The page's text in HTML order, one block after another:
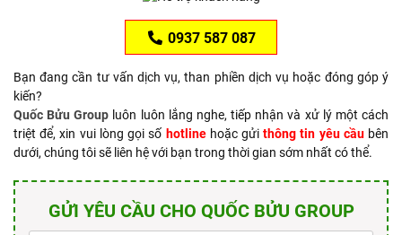
0937 587 087
Bạn đang cần tư vấn dịch vụ, than phiền dịch vụ hoặc đóng góp ý
kiến?
Quốc Bửu Group luôn luôn lắng nghe, tiếp nhận và xử lý một cách
triệt để, xin vui lòng gọi số hotlinehoặc gửithông tin yêu cầubên
dưới, chúng tôi sẽ liên hệ với bạn trong thời gian sớm nhất có thể.
GỬI YÊU CẦU CHO QUỐC BỬU GROUP